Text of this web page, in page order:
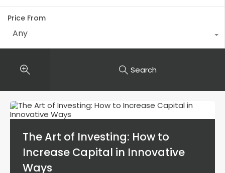
Price From
Any
Search
The Art of Investing: How to
Increase Capital in Innovative
Ways